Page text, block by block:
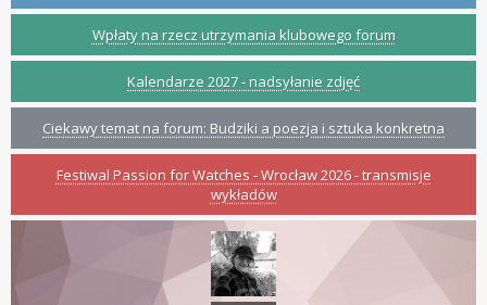
Wpłaty na rzecz utrzymania klubowego forum
Kalendarze 2027 - nadsyłanie zdjęć
Ciekawy temat na forum: Budziki a poezja i sztuka konkretna
Festiwal Passion for Watches - Wrocław 2026 - transmisje
wykładów